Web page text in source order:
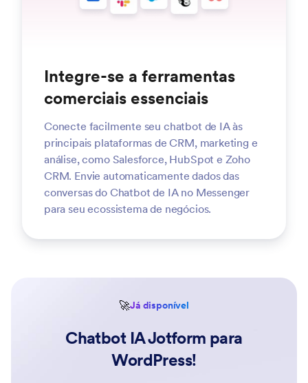
Integre-se a ferramentas
comerciais essenciais
Conecte facilmente seu chatbot de IA às
principais plataformas de CRM, marketing e
análise, como Salesforce, HubSpot e Zoho
CRM. Envie automaticamente dados das
conversas do Chatbot de IA no Messenger
para seu ecossistema de negócios.
🚀Já disponível
Chatbot IA Jotform para
WordPress!